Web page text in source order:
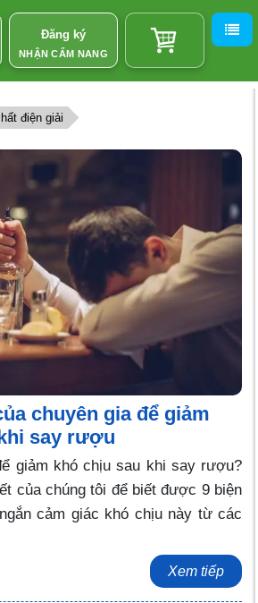
Đăng ký
NHẬN CẨM NANG
điện giải
chuyên gia để giảm
say rượu
giảm khó chịu sau khi say rượu?
của chúng tôi để biết được 9 biện
cảm giác khó chịu này từ các
Xem tiếp